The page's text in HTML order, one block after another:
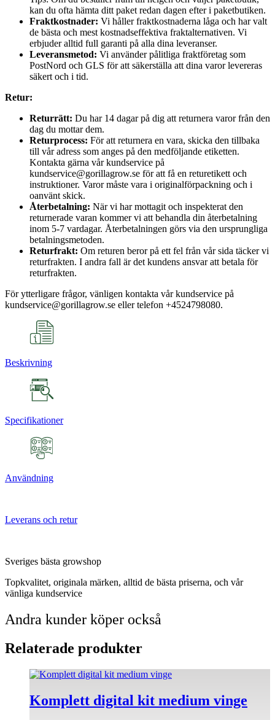
kan du ofta hämta ditt paket redan dagen efter i paketbutiken.
Fraktkostnader: Vi håller fraktkostnaderna låga och har valt
de bästa och mest kostnadseffektiva fraktalternativen. Vi
erbjuder alltid full garanti på alla dina leveranser.
Leveransmetod: Vi använder pålitliga fraktföretag som
PostNord och GLS för att säkerställa att dina varor levereras
säkert och i tid.
Retur:
Returrätt: Du har 14 dagar på dig att returnera varor från den
dag du mottar dem.
Returprocess: För att returnera en vara, skicka den tillbaka
till vår adress som anges på den medföljande etiketten.
Kontakta gärna vår kundservice på
kundservice@gorillagrow.se för att få en returetikett och
instruktioner. Varor måste vara i originalförpackning och i
oanvänt skick.
Återbetalning: När vi har mottagit och inspekterat den
returnerade varan kommer vi att behandla din återbetalning
inom 5-7 vardagar. Återbetalningen görs via den ursprungliga
betalningsmetoden.
Returfrakt: Om returen beror på ett fel från vår sida täcker vi
returfrakten. I andra fall är det kundens ansvar att betala för
returfrakten.
För ytterligare frågor, vänligen kontakta vår kundservice på
kundservice@gorillagrow.se eller telefon +4524798080.
Beskrivning
Specifikationer
Användning
Leverans och retur
Sveriges bästa growshop
Topkvalitet, originala märken, alltid de bästa priserna, och vår
vänliga kundservice
Andra kunder köper också
Relaterade produkter
Komplett digital kit medium vinge
Den
produkten
har